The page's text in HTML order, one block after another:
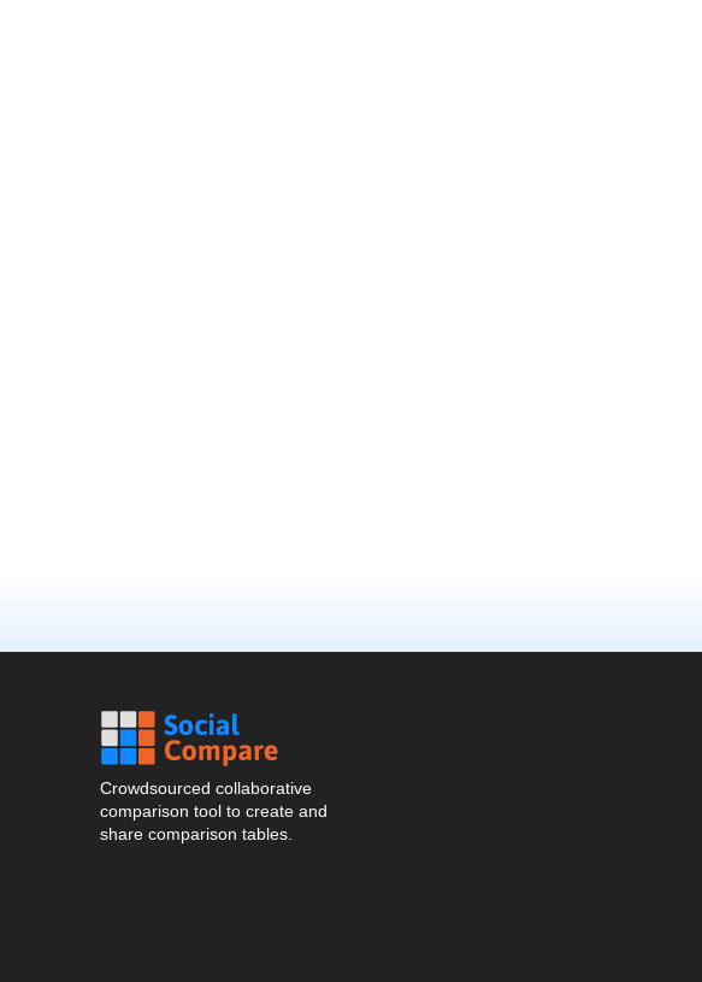
Crowdsourced collaborative
comparison tool to create and
share comparison tables.